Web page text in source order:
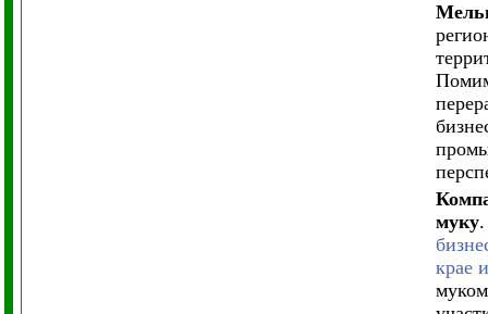
М
муку
крае